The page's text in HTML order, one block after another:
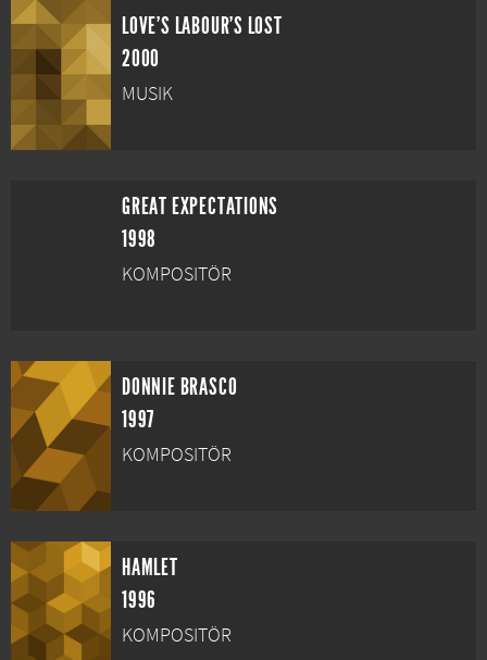
LOVE'S LABOUR'S LOST
2000
MUSIK
GREAT EXPECTATIONS
1998
KOMPOSITÖR
DONNIE BRASCO
1997
KOMPOSITÖR
HAMLET
1996
KOMPOSITÖR